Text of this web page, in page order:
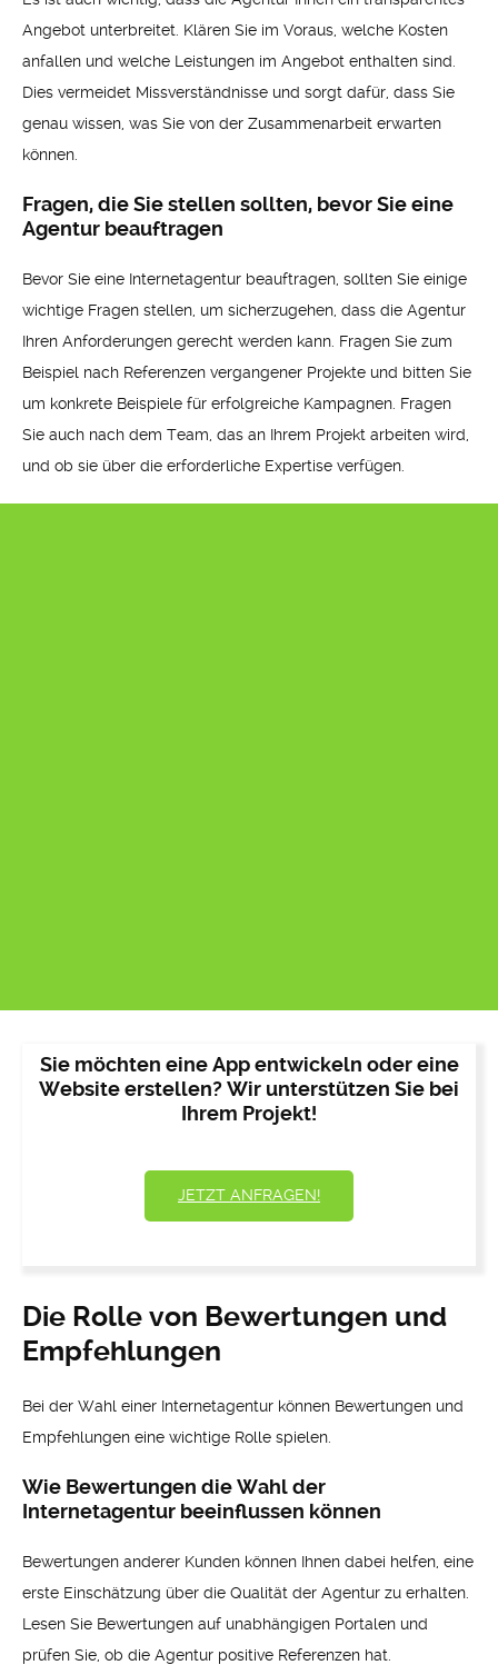
Angebot unterbreitet. Klären Sie im Voraus, welche Kosten
anfallen und welche Leistungen im Angebot enthalten sind.
Dies vermeidet Missverständnisse und sorgt dafür, dass Sie
genau wissen, was Sie von der Zusammenarbeit erwarten
können.
Fragen, die Sie stellen sollten, bevor Sie eine
Agentur beauftragen
Bevor Sie eine Internetagentur beauftragen, sollten Sie einige
wichtige Fragen stellen, um sicherzugehen, dass die Agentur
Ihren Anforderungen gerecht werden kann. Fragen Sie zum
Beispiel nach Referenzen vergangener Projekte und bitten Sie
um konkrete Beispiele für erfolgreiche Kampagnen. Fragen
Sie auch nach dem Team, das an Ihrem Projekt arbeiten wird,
und ob sie über die erforderliche Expertise verfügen.
Sie möchten eine App entwickeln oder eine
Website erstellen? Wir unterstützen Sie bei
Ihrem Projekt!
JETZT ANFRAGEN!
Die Rolle von Bewertungen und
Empfehlungen
Bei der Wahl einer Internetagentur können Bewertungen und
Empfehlungen eine wichtige Rolle spielen.
Wie Bewertungen die Wahl der
Internetagentur beeinflussen können
Bewertungen anderer Kunden können Ihnen dabei helfen, eine
erste Einschätzung über die Qualität der Agentur zu erhalten.
Lesen Sie Bewertungen auf unabhängigen Portalen und
prüfen Sie, ob die Agentur positive Referenzen hat.